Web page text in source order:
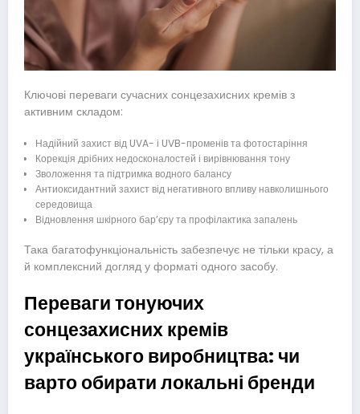
Ключові переваги сучасних сонцезахисних кремів з
активним складом:
Надійний захист від UVA- і UVB-променів та фотостаріння
Корекція дрібних недосконалостей і вирівнювання тону
Зволоження та підтримка водного балансу
Антиоксидантний захист від негативного впливу навколишнього
середовища
Відновлення шкірного бар’єру та профілактика запалень
Така багатофункціональність забезпечує не тільки красу, а
й комплексний догляд у форматі одного засобу.
Переваги тонуючих
сонцезахисних кремів
українського виробництва: чи
варто обирати локальні бренди